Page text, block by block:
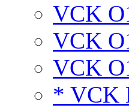
VCK
VCK
VCK
* VCK